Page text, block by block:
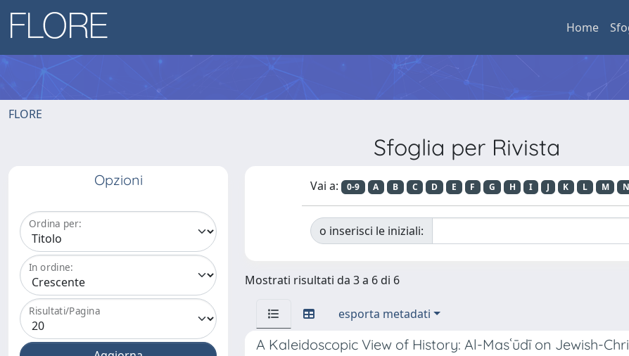
Home
FLORE
Sfoglia per Rivista
Opzioni
Ordina per:
In ordine:
Risultati/Pagina
Vai a: 0-9 A B C D E F G H I J K L M N
o inserisci le iniziali:
Mostrati risultati da 3 a 6 di 6
esporta metadati
A Kaleidoscopic View of History: Al-Masʿūdī on Jewish-